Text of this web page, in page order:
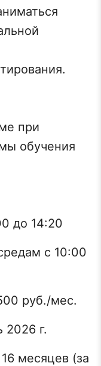
при
обучения
до 14:20
с 10:00
руб./мес.
2026 г.
месяцев (за